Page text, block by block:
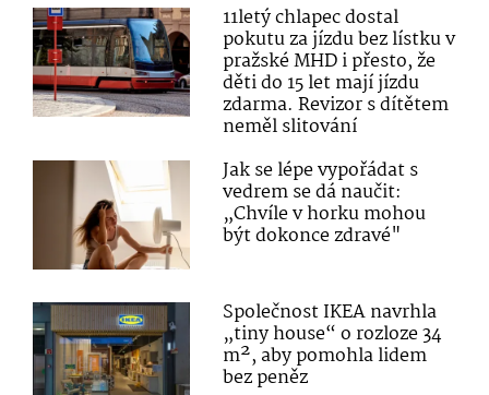
11letý chlapec dostal
pokutu za jízdu bez lístku v
pražské MHD i přesto, že
děti do 15 let mají jízdu
zdarma. Revizor s dítětem
neměl slitování
Jak se lépe vypořádat s
vedrem se dá naučit:
„Chvíle v horku mohou
být dokonce zdravé"
Společnost IKEA navrhla
„tiny house“ o rozloze 34
m², aby pomohla lidem
bez peněz